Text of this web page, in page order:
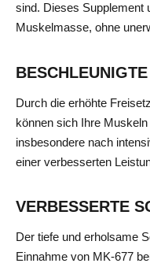
sind. Dieses Supplement
Muskelmasse, ohne
Durch die erhöhte
können sich Ihre
insbesondere nach
einer verbesserten
VERBESSERTE
Der tiefe und erholsame
Einnahme von MK-677